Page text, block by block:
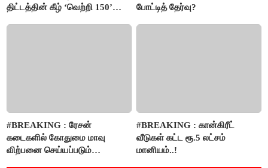
திட்டத்தின் கீழ் ‘வெற்றி 150’
போட்டித் தேர்வு?
#BREAKING : ரேசன்
கடைகளில் கோதுமை மாவு
விற்பனை செய்யப்படும்
#BREAKING : கான்கிரீட்
வீடுகள் கட்ட ரூ.5 லட்சம்
மானியம்..!